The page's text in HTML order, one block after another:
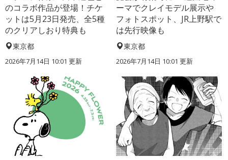
のコラボ作品が登場！チケ
ットは5月23日発売、全5種
のクリアしおり特典も
東京都
2026年7月14日 10:01 更新
ーマでクレイモデル展示や
フォトスポット、JR上野駅で
は先行映像も
東京都
2026年7月14日 10:01 更新